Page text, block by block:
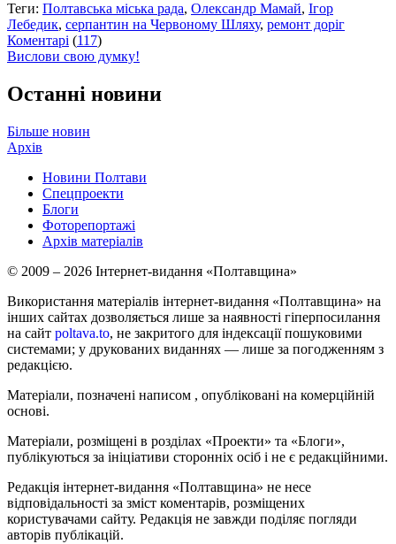
Теги: Полтавська міська рада, Олександр Мамай, Ігор
Лебедик, серпантин на Червоному Шляху, ремонт доріг
Коментарі (117)
Вислови свою думку!
Останні новини
Більше новин
Архів
Новини Полтави
Спецпроекти
Блоги
Фоторепортажі
Архів матеріалів
© 2009 – 2026 Інтернет-видання «Полтавщина»
Використання матеріалів інтернет-видання «Полтавщина» на
інших сайтах дозволяється лише за наявності гіперпосилання
на сайт poltava.to, не закритого для індексації пошуковими
системами; у друкованих виданнях — лише за погодженням з
редакцією.
Матеріали, позначені написом , опубліковані на комерційній
основі.
Матеріали, розміщені в розділах «Проекти» та «Блоги»,
публікуються за ініціативи сторонніх осіб і не є редакційними.
Редакція інтернет-видання «Полтавщина» не несе
відповідальності за зміст коментарів, розміщених
користувачами сайту. Редакція не завжди поділяє погляди
авторів публікацій.